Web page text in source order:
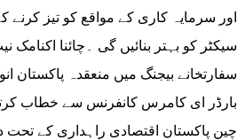
اور سرمایہ کاری کے مواقع کو تیز کرنے
سیکٹر کو بہتر بنائیں گی ۔چائنا اکنامک
سفارتخانے بیجنگ میں منعقدہ پاکستان
بارڈر ای کامرس کانفرنس سے خطاب
چین پاکستان اقتصادی راہداری کے تحت